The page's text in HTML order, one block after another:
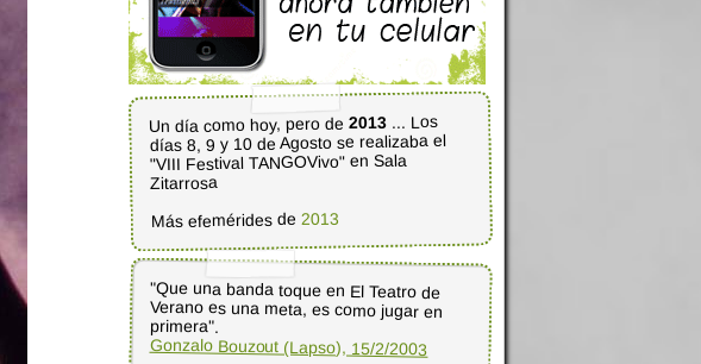
Un día como hoy, pero de2013 ... Los
días 8, 9 y 10 de Agosto se realizaba el
"VIII Festival TANGOVivo" en Sala
Zitarrosa
Más efemérides de 2013
"Que una banda toque en El Teatro de
Verano es una meta, es como jugar en
primera".
Gonzalo Bouzout (Lapso), 15/2/2003